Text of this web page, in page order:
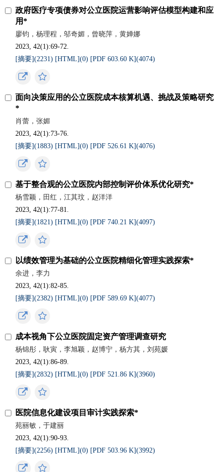
政府医疗专项债券对公立医院运营影响评估模型构建和应
用*
廖钧，杨理程，邬奇媚，曾晓萍，黄婵娜
2023, 42(1):69-72.
[摘要](2231) [HTML](0) [PDF 603.60 K](4074)
面向决策应用的公立医院成本核算机遇、挑战及策略研究
*
肖蕾，张媚
2023, 42(1):73-76.
[摘要](1883) [HTML](0) [PDF 526.61 K](4076)
基于整合观的公立医院内部控制评价体系优化研究*
杨雪颖，田红，江其玟，赵洋洋
2023, 42(1):77-81.
[摘要](1821) [HTML](0) [PDF 740.21 K](4097)
以绩效管理为基础的公立医院精细化管理实践探索*
余进，李力
2023, 42(1):82-85.
[摘要](2382) [HTML](0) [PDF 589.69 K](4077)
成本视角下公立医院固定资产管理调查研究
杨锦彤，耿寅，李旭颖，赵博宁，杨方其，刘苑媛
2023, 42(1):86-89.
[摘要](2832) [HTML](0) [PDF 521.86 K](3960)
医院信息化建设项目审计实践探索*
苑丽敏，于建丽
2023, 42(1):90-93.
[摘要](2256) [HTML](0) [PDF 503.96 K](3992)